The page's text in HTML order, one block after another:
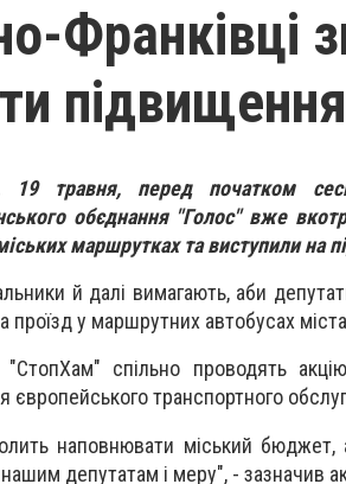
Франківці
19 травня, перед початком
обєднання "Голос" вже
маршрутках та виступили на
й далі вимагають, аби
проїзд у маршрутних автобусах
"СтопХам" спільно проводять
європейського транспортного
наповнювати міський
депутатам і меру", - зазначив